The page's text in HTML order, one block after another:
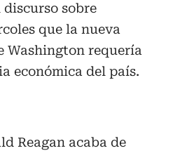
discurso sobre
que la nueva
Washington requería
económica del país.
Reagan acaba de